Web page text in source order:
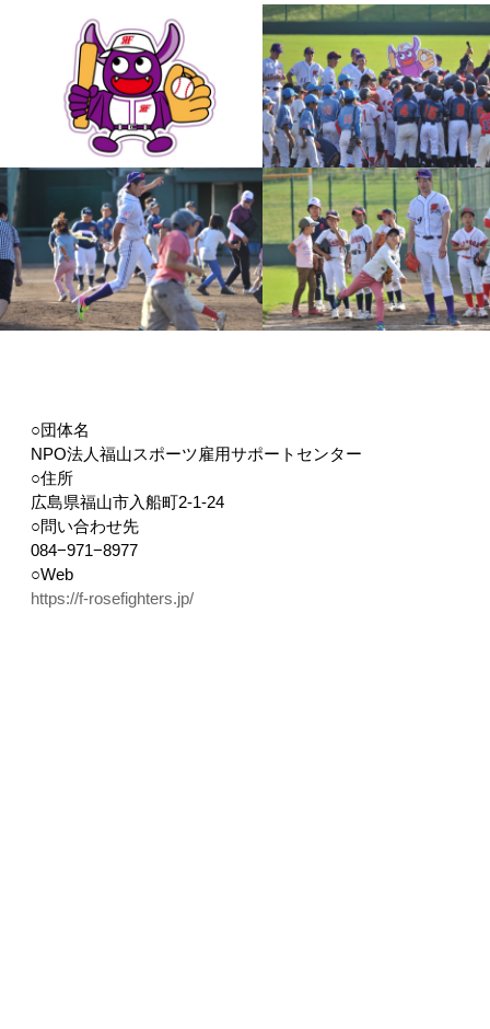
○団体名
NPO法人福山スポーツ雇用サポートセンター
○住所
広島県福山市入船町2-1-24
○問い合わせ先
084−971−8977
○Web
https://f-rosefighters.jp/